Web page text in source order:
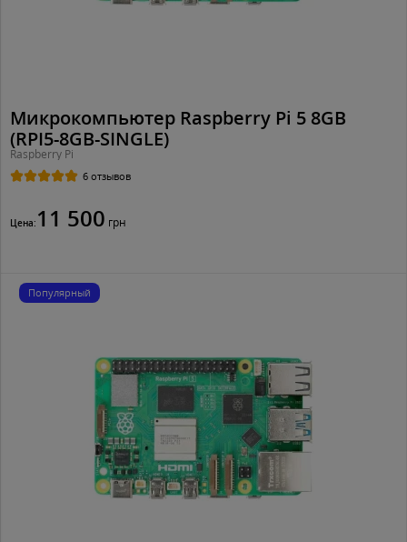
Микрокомпьютер Raspberry Pi 5 8GB
(RPI5-8GB-SINGLE)
Raspberry Pi
6 отзывов
Цена: 11 500 грн
Популярный